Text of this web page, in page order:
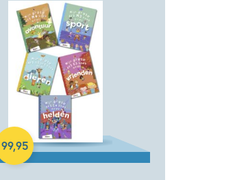
99,95
Samengesteld pakket